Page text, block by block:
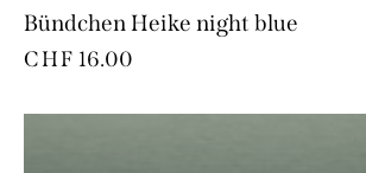
Bündchen Heike night blue
CHF 16.00